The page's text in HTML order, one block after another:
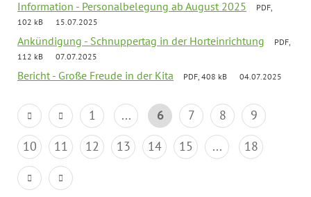
Information - Personalbelegung ab August 2025
PDF,
102 kB
15.07.2025
Ankündigung - Schnuppertag in der Horteinrichtung
PDF,
112 kB
07.07.2025
Bericht - Große Freude in der Kita PDF, 408 kB 04.07.2025
1 ... 6 7 8
9
10
11 12 13 14 15 ... 18